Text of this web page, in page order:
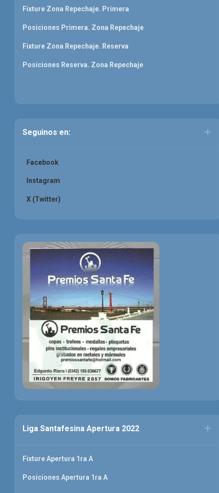
Fixture Zona Repechaje. Primera
Posiciones Primera. Zona Repechaje
Fixture Zona Repechaje. Reserva
Posiciones Reserva. Zona Repechaje
Seguinos en:
Facebook
Instagram
X (Twitter)
Liga Santafesina Apertura 2022
Fixture Apertura 1ra A
Posiciones Apertura 1ra A